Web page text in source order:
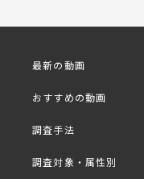
今回は、数々の調
緒に「ペルソナの
てお届けいたします
※ファシリテーター
最新の動画
おすすめの動画
調査手法
調査対象・属性別